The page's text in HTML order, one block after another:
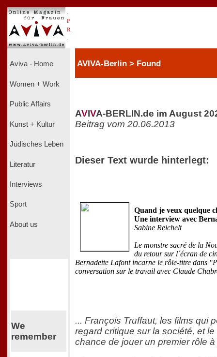
P
R
Aviva - Home
Women + Work
Public Affairs
Kunst + Kultur
Jüdisches Leben
Literatur
Interviews
Sport
About us
We
remember
AVIVA-Berlin > Found
AVIVA-BERLIN.de im August
Beitrag vom 20.06.2013
Dieser Text wurde hinterlegt:
Quand je veux quelque
Une interview avec
Sabine Reichelt
Le monstre sacré de la
du retour sur l´écran de
Bernadette Lafont incarne le rôle-titre dans
conversation sur le travail avec Claude
... François Truffaut, les films qui
regard critique sur la société, et
chance de jouer un premier rôle